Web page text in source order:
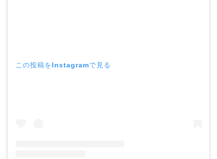
この投稿をInstagramで見る